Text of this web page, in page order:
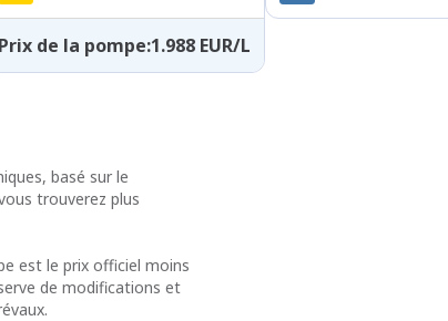
Prix de la pompe:1.988 EUR/L
basé sur le
trouverez plus
est le prix officiel moins
de modifications et